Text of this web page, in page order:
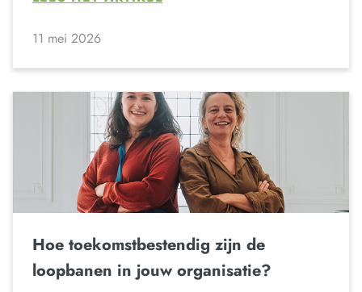
11 mei 2026
Hoe toekomstbestendig zijn de
loopbanen in jouw organisatie?